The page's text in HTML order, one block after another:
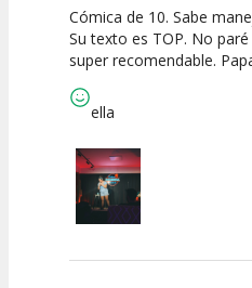
10
Calidad del
10
Puesta en
Cómica de 10. Sabe
Su texto es TOP. No
super recomendable.
ella